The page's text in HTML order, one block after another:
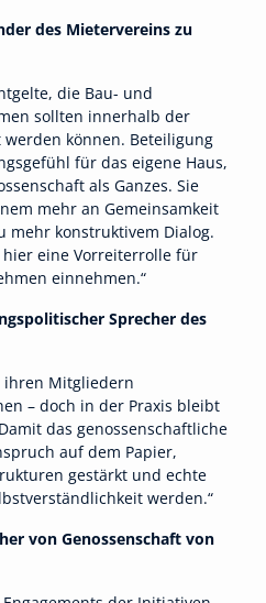
des Mietervereins zu
die Bau- und
sollten innerhalb der
können. Beteiligung
für das eigene Haus,
als Ganzes. Sie
mehr an Gemeinsamkeit
mehr konstruktivem Dialog.
eine Vorreiterrolle für
einnehmen.“
Sprecher des
ihren Mitgliedern
– doch in der Praxis bleibt
das genossenschaftliche
auf dem Papier,
gestärkt und echte
werden.“
von Genossenschaft von